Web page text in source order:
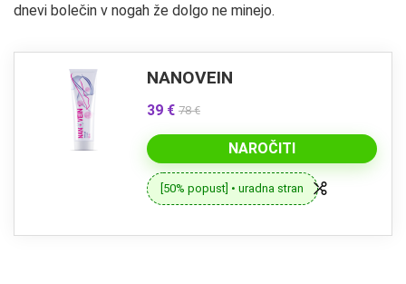
dnevi bolečin v nogah že dolgo ne minejo.
NANOVEIN
39 € 78 €
NAROČITI
[50% popust] • uradna stran